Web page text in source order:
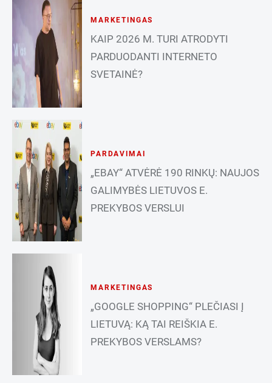
MARKETINGAS
KAIP 2026 M. TURI ATRODYTI
PARDUODANTI INTERNETO
SVETAINĖ?
PARDAVIMAI
„EBAY“ ATVĖRĖ 190 RINKŲ: NAUJOS
GALIMYBĖS LIETUVOS E.
PREKYBOS VERSLUI
MARKETINGAS
„GOOGLE SHOPPING“ PLEČIASI Į
LIETUVĄ: KĄ TAI REIŠKIA E.
PREKYBOS VERSLAMS?